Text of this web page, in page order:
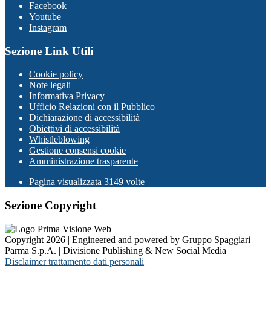
Facebook
Youtube
Instagram
Sezione Link Utili
Cookie policy
Note legali
Informativa Privacy
Ufficio Relazioni con il Pubblico
Dichiarazione di accessibilità
Obiettivi di accessibilità
Whistleblowing
Gestione consensi cookie
Amministrazione trasparente
Pagina visualizzata 3149 volte
Sezione Copyright
Copyright 2026 | Engineered and powered by Gruppo Spaggiari
Parma S.p.A. | Divisione Publishing & New Social Media
Disclaimer trattamento dati personali